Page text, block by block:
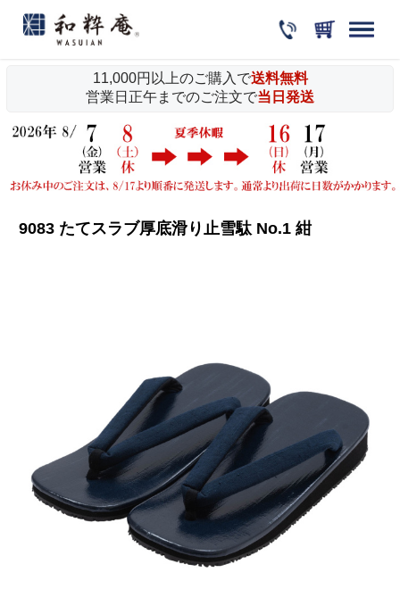
11,000円以上のご購入で送料無料
営業日正午までのご注文で当日発送
9083 たてスラブ厚底滑り止雪駄 No.1 紺